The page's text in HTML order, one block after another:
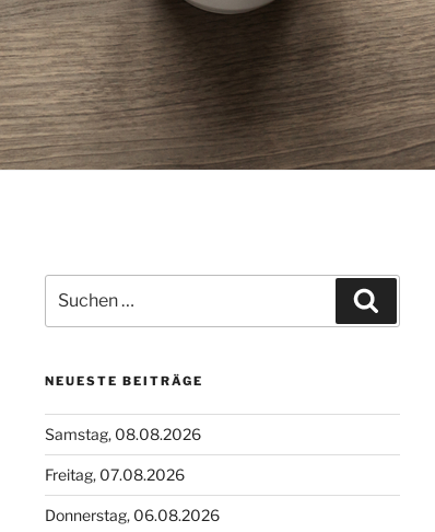
nach:
NEUESTE BEITRÄGE
Samstag, 08.08.2026
Freitag, 07.08.2026
Donnerstag, 06.08.2026